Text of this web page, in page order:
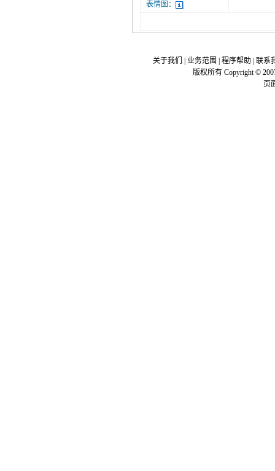
表情图：
关于我们 业务范围 程序帮助 联系
版权所有 Copyright ©
页